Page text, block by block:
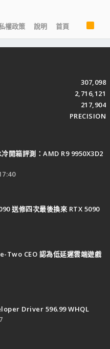
權政策 說明 首頁
R
S
S
307,098
2,716,121
217,904
PRECISION
開箱評測：AMD R9 9950X3D2
送修四次最後換來 RTX 5090
Two CEO 認為低延遲雲端遊戲
Driver 596.99 WHQL